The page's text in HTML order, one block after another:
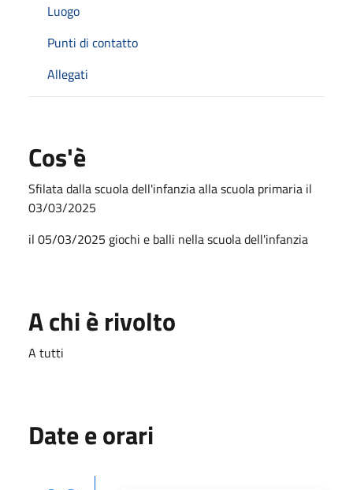
Luogo
Punti di contatto
Allegati
Cos'è
Sfilata dalla scuola dell'infanzia alla scuola primaria il
03/03/2025
il 05/03/2025 giochi e balli nella scuola dell'infanzia
A chi è rivolto
A tutti
Date e orari